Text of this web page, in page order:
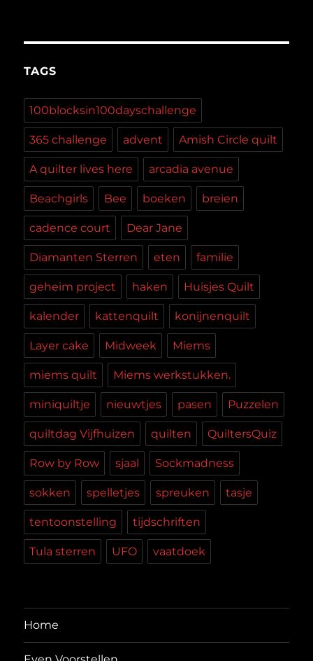
TAGS
100blocksin100dayschallenge
365 challenge advent Amish Circle quilt
A quilter lives here arcadia avenue
Beachgirls Bee boeken breien
cadence court Dear Jane
Diamanten Sterren eten familie
geheim project haken Huisjes Quilt
kalender kattenquilt konijnenquilt
Layer cake Midweek Miems
miems quilt Miems werkstukken.
miniquiltje nieuwtjes pasen Puzzelen
quiltdag Vijfhuizen quilten QuiltersQuiz
Row by Row sjaal Sockmadness
sokken spelletjes spreuken tasje
tentoonstelling tijdschriften
Tula sterren UFO vaatdoek
Home